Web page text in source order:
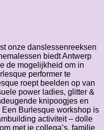
onze danslessenreeksen
biedt Antwerp
de mogelijkheid om in
performer te
roept beelden op van
power ladies, glitter &
knipoogjes en
Burlesque workshop is
activiteit – dolle
met je collega’s, familie